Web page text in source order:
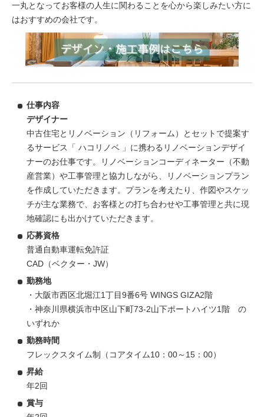
一丸となってお客様の人生に関わることを心から楽しみたい方に
はおすすめの会社です。
仕事内容
デザイナー
中古住宅とリノベーション（リフォーム）とセットで提案す
るサービス「 ハコリノベ 」に携わるリノベーションデザイ
ナーのお仕事です。リノベーションコーディネーター（不動
産営業）や工事管理と協力しながら、リノベーションプラン
を作成していただきます。プランを考えたり、作図やスケッ
チが主な業務で、お客様との打ち合わせや工事管理と共に現
地確認にも出かけていただきます。
応募資格
普通自動車運転免許証
CAD（ベクター・JW）
勤務地
・大阪市西区北堀江1丁目9番6号 WINGS GIZA2階
・神奈川県横浜市中区山下町73-2山下ポートハイツ1階 の
いずれか
勤務時間
フレックスタイム制（コアタイム10：00～15：00）
昇給
年2回
賞与